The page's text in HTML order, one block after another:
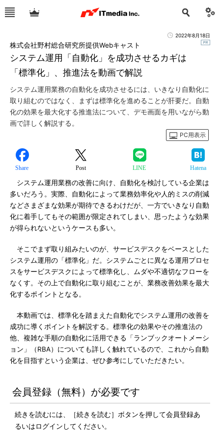
2022年8月18日
システム運用「自動化」を成功させるカギは
「標準化」、推進法を動画で解説
株式会社野村総合研究所提供Webキャスト
システム運用業務の自動化を成功させるには、いきなり自動化に
取り組むのではなく、まずは標準化を進めることが肝要だ。自動
化の効果を最大化する推進法について、デモ画面を用いながら動
画で詳しく解説する。
PC用表示
Share Post LINE Hatena
システム運用業務の改善に向け、自動化を検討している企業は
多いだろう。実際、自動化によって業務効率化や人的ミスの削減
などさまざまな効果が期待できるわけだが、一方でいきなり自動
化に着手してもその範囲が限定されてしまい、思ったような効果
が得られないというケースも多い。
そこでまず取り組みたいのが、サービスデスクをベースとした
システム運用の「標準化」だ。システムごとに異なる運用プロセ
スをサービスデスクによって標準化し、ムダや不適切なフローを
なくす。その上で自動化に取り組むことが、業務改善効果を最大
化するポイントとなる。
本動画では、標準化を踏まえた自動化でシステム運用の改善を
成功に導くポイントを解説する。標準化の効果やその推進法の
他、複雑な手順の自動化に活用できる「ランブックオートメーシ
ョン」（RBA）についても詳しく触れているので、これから自動
化を目指すという企業は、ぜひ参考にしていただきたい。
会員登録（無料）が必要です
続きを読むには、［続きを読む］ボタンを押して会員登録あ
るいはログインしてください。